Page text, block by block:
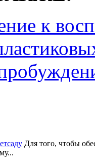
к
Для того, чтобы